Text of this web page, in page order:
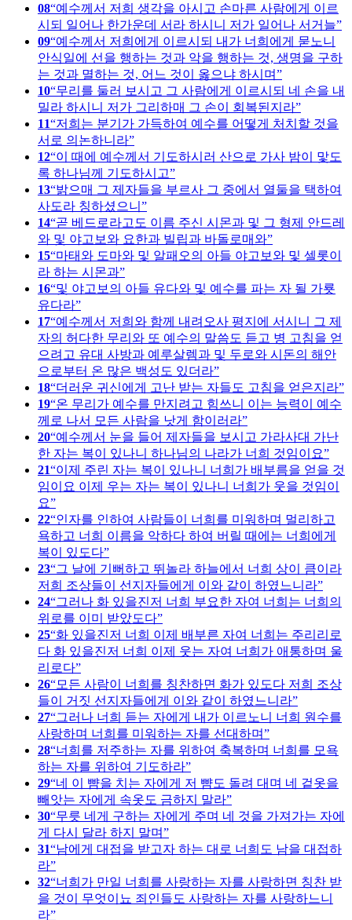
08 예수께서 저희 생각을 아시고 손마른 사람에게 이르
시되 일어나 한가운데 서라 하시니 저가 일어나 서거늘
09 예수께서 저희에게 이르시되 내가 너희에게 묻노니
안식일에 선을 행하는 것과 악을 행하는 것, 생명을 구하
는 것과 멸하는 것, 어느 것이 옳으냐 하시며
10 무리를 둘러 보시고 그 사람에게 이르시되 네 손을 내
밀라 하시니 저가 그리하매 그 손이 회복된지라
11 저희는 분기가 가득하여 예수를 어떻게 처치할 것을
서로 의논하니라
12 이 때에 예수께서 기도하시러 산으로 가사 밤이 맟도
록 하나님께 기도하시고
13 밝으매 그 제자들을 부르사 그 중에서 열둘을 택하여
사도라 칭하셨으니
14 곧 베드로라고도 이름 주신 시몬과 및 그 형제 안드레
와 및 야고보와 요한과 빌립과 바돌로매와
15 마태와 도마와 및 알패오의 아들 야고보와 및 셀롯이
라 하는 시몬과
16 및 야고보의 아들 유다와 및 예수를 파는 자 될 가룟
유다라
17 예수께서 저희와 함께 내려오사 평지에 서시니 그 제
자의 허다한 무리와 또 예수의 말씀도 듣고 병 고침을 얻
으려고 유대 사방과 예루살렘과 및 두로와 시돈의 해안
으로부터 온 많은 백성도 있더라
18 더러운 귀신에게 고난 받는 자들도 고침을 얻은지라
19 온 무리가 예수를 만지려고 힘쓰니 이는 능력이 예수
께로 나서 모든 사람을 낫게 함이러라
20 예수께서 눈을 들어 제자들을 보시고 가라사대 가난
한 자는 복이 있나니 하나님의 나라가 너희 것임이요
21 이제 주린 자는 복이 있나니 너희가 배부름을 얻을 것
임이요 이제 우는 자는 복이 있나니 너희가 웃을 것임이
요
22 인자를 인하여 사람들이 너희를 미워하며 멀리하고
욕하고 너희 이름을 악하다 하여 버릴 때에는 너희에게
복이 있도다
23 그 날에 기뻐하고 뛰놀라 하늘에서 너희 상이 큼이라
저희 조상들이 선지자들에게 이와 같이 하였느니라
24 그러나 화 있을진저 너희 부요한 자여 너희는 너희의
위로를 이미 받았도다
25 화 있을진저 너희 이제 배부른 자여 너희는 주리리로
다 화 있을진저 너희 이제 웃는 자여 너희가 애통하며 울
리로다
26 모든 사람이 너희를 칭찬하면 화가 있도다 저희 조상
들이 거짓 선지자들에게 이와 같이 하였느니라
27 그러나 너희 듣는 자에게 내가 이르노니 너희 원수를
사랑하며 너희를 미워하는 자를 선대하며
28 너희를 저주하는 자를 위하여 축복하며 너희를 모욕
하는 자를 위하여 기도하라
29 네 이 뺨을 치는 자에게 저 뺨도 돌려 대며 네 겉옷을
빼앗는 자에게 속옷도 금하지 말라
30 무릇 네게 구하는 자에게 주며 네 것을 가져가는 자에
게 다시 달라 하지 말며
31 남에게 대접을 받고자 하는 대로 너희도 남을 대접하
라
32 너희가 만일 너희를 사랑하는 자를 사랑하면 칭찬 받
을 것이 무엇이뇨 죄인들도 사랑하는 자를 사랑하느니
라